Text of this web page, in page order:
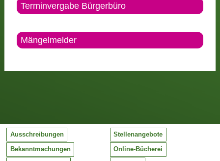
Terminvergabe Bürgerbüro
Mängelmelder
Ausschreibungen Stellenangebote
Bekanntmachungen Online-Bücherei